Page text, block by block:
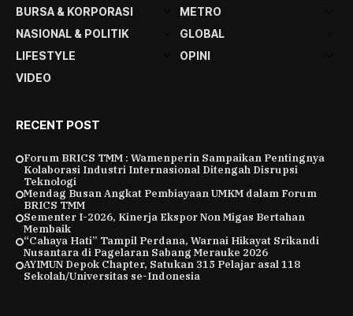
BURSA & KORPORASI
METRO
NASIONAL & POLITIK
GLOBAL
LIFESTYLE
OPINI
VIDEO
RECENT POST
Forum BRICS TMM : Wamenperin Sampaikan Pentingnya
Kolaborasi Industri Internasional Ditengah Disrupsi
Teknologi
Mendag Busan Angkat Pembiayaan UMKM dalam Forum
BRICS TMM
Sementer I-2026, Kinerja Ekspor Non Migas Bertahan
Membaik
“Cahaya Hati” Tampil Perdana, Warnai Hikayat Srikandi
Nusantara di Pagelaran Sabang Merauke 2026
AYIMUN Depok Chapter, Satukan 315 Pelajar asal 118
Sekolah/Universitas se-Indonesia